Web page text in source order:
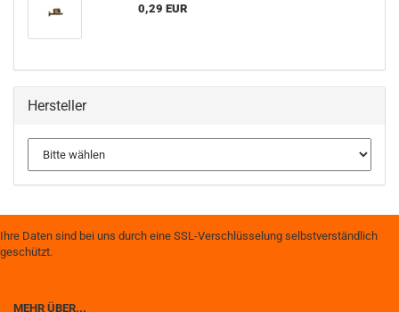
0,29 EUR
Hersteller
Ihre Daten sind bei uns durch eine SSL-Verschlüsselung selbstverständlich
geschützt.
MEHR ÜBER...